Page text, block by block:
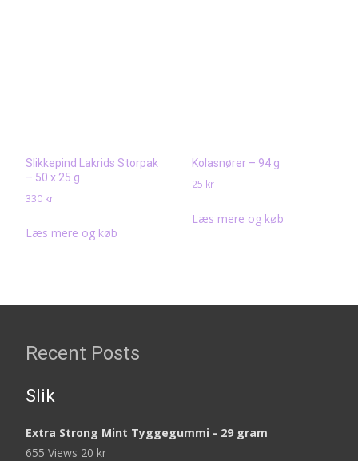
Slikkepind Lakrids Storpak
– 50 x 25 g
330 kr
Læs mere og køb
Kolasnører – 94 g
25 kr
Læs mere og køb
Recent Posts
Slik
Extra Strong Mint Tyggegummi - 29 gram
655 Views 20 kr